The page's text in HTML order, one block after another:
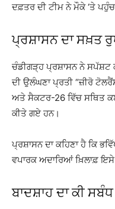
ਦਫ਼ਤਰ ਦੀ ਟੀਮ ਨੇ ਮੌਕੇ ‘ਤੇ
ਪ੍ਰਸ਼ਾਸਨ ਦਾ ਸਖ਼ਤ
ਚੰਡੀਗੜ੍ਹ ਪ੍ਰਸ਼ਾਸਨ ਨੇ ਸਪੱਸ਼ਟ
ਦੀ ਉਲੰਘਣਾ ਪ੍ਰਤੀ “ਜ਼ੀਰੋ
ਅਤੇ ਸੈਕਟਰ-26 ਵਿੱਚ ਸਥਿਤ
ਕੀਤੇ ਗਏ ਹਨ।
ਪ੍ਰਸ਼ਾਸਨ ਦਾ ਕਹਿਣਾ ਹੈ ਕਿ
ਵਪਾਰਕ ਅਦਾਰਿਆਂ ਖ਼ਿਲਾਫ਼ ਇਸੇ
ਬਾਦਸ਼ਾਹ ਦਾ ਕੀ